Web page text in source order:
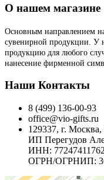
О нашем магазине
Основным направлением
сувенирной продукции. У
продукцию для любого
нанесение фирменной
Наши Контакты
8 (499) 136-00-93
office@vio-gifts.ru
129337, г.
ИП Перегудов
ИНН:
ОГРН/ОГРНИП: